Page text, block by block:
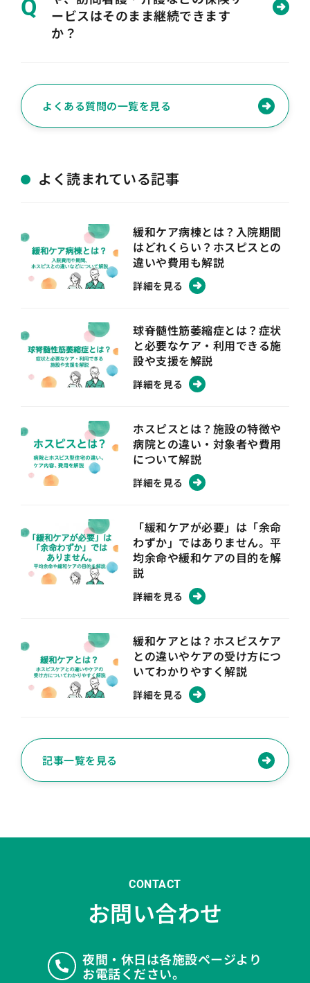
Q
ービスはそのまま継続できます
か？
よくある質問の一覧を見る
よく読まれている記事
緩和ケア病棟とは？入院期間
はどれくらい？ホスピスとの
違いや費用も解説
詳細を見る
球脊髄性筋萎縮症とは？症状
と必要なケア・利用できる施
設や支援を解説
詳細を見る
ホスピスとは？施設の特徴や
病院との違い・対象者や費用
について解説
詳細を見る
「緩和ケアが必要」は「余命
わずか」ではありません。平
均余命や緩和ケアの目的を解
説
詳細を見る
緩和ケアとは？ホスピスケア
との違いやケアの受け方につ
いてわかりやすく解説
詳細を見る
記事一覧を見る
CONTACT
お問い合わせ
夜間・休日は各施設ページより
お電話ください。